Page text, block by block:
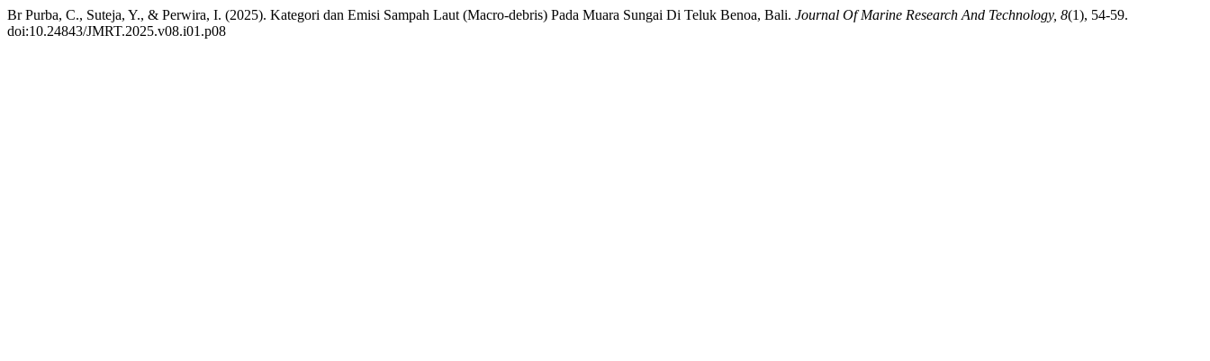
Br Purba, C., Suteja, Y., & Perwira, I. (2025). Kategori dan Emisi Sampah Laut (Macro-debris) Pada Muara Sungai Di Teluk Benoa, Bali. Journal Of Marine Research And Technology, 8(1), 54-59.
doi:10.24843/JMRT.2025.v08.i01.p08